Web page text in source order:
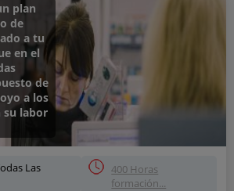
plan
de
a tu
en el
de
a los
su labor
Las
400 Horas
formación...